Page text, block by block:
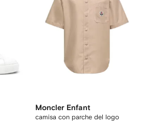
Moncler Enfant
camisa con parche del logo